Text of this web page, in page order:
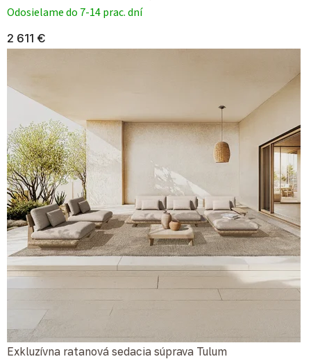
Odosielame do 7-14 prac. dní
2 611 €
Exkluzívna ratanová sedacia súprava Tulum